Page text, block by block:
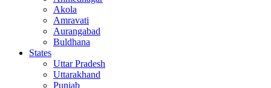
Akola
Amravati
Aurangabad
Buldhana
States
Uttar Pradesh
Uttarakhand
Punjab